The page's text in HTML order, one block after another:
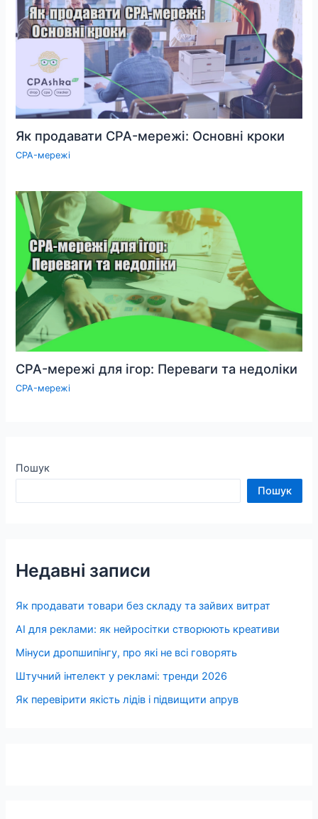
Як продавати CPA-мережі: Основні кроки
CPA-мережі
CPA-мережі для ігор: Переваги та недоліки
CPA-мережі
Пошук
Пошук
Недавні записи
Як продавати товари без складу та зайвих витрат
AI для реклами: як нейросітки створюють креативи
Мінуси дропшипінгу, про які не всі говорять
Штучний інтелект у рекламі: тренди 2026
Як перевірити якість лідів і підвищити апрув